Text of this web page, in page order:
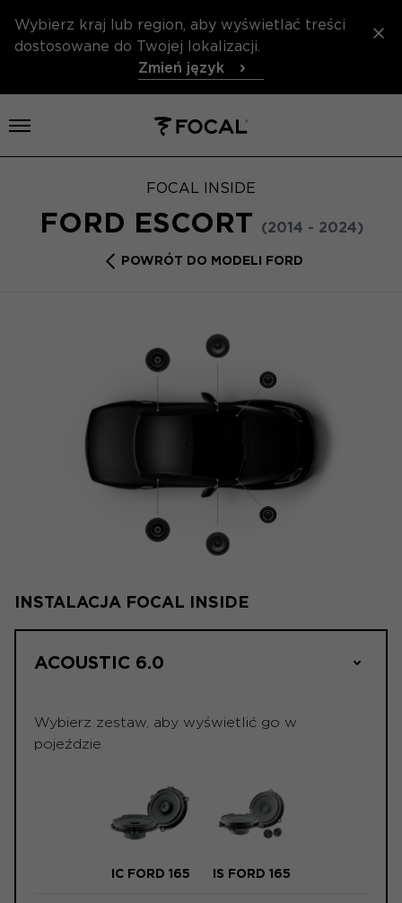
Wybierz kraj lub region, aby wyświetlać treści
dostosowane do Twojej lokalizacji.
Zmień język
Otwórz menu
FOCAL INSIDE
FORD ESCORT (2014 - 2024)
POWRÓT DO MODELI FORD
INSTALACJA FOCAL INSIDE
ACOUSTIC 6.0
Wybierz zestaw, aby wyświetlić go w
pojeździe
IC FORD 165 IS FORD 165